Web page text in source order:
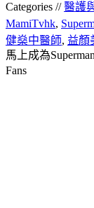
Categories //醫護
MamiTvhk,
健燊中醫師, 益顏
馬上成為
Fans